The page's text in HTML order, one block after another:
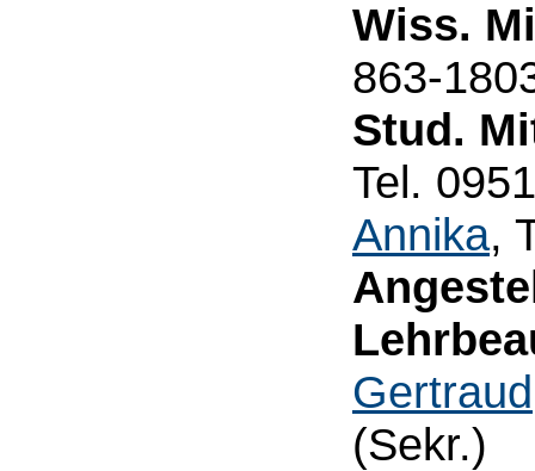
Wiss.
863-
Stud.
Tel.
Annika,
Gertraud
(Sekr.)